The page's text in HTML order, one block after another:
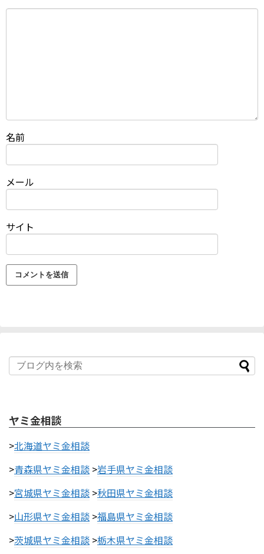
名前
メール
サイト
ヤミ金相談
>北海道ヤミ金相談
>青森県ヤミ金相談 >岩手県ヤミ金相談
>宮城県ヤミ金相談 >秋田県ヤミ金相談
>山形県ヤミ金相談 >福島県ヤミ金相談
>茨城県ヤミ金相談 >栃木県ヤミ金相談